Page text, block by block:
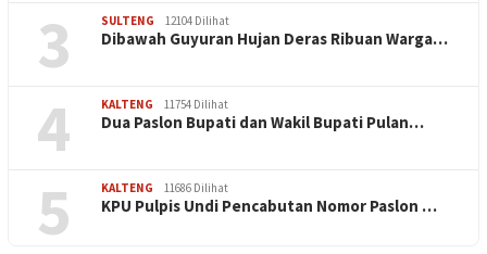
3 SULTENG 12104 Dilihat
Dibawah Guyuran Hujan Deras Ribuan Warga…
4 KALTENG 11754 Dilihat
Dua Paslon Bupati dan Wakil Bupati Pulan…
5 KALTENG 11686 Dilihat
KPU Pulpis Undi Pencabutan Nomor Paslon …